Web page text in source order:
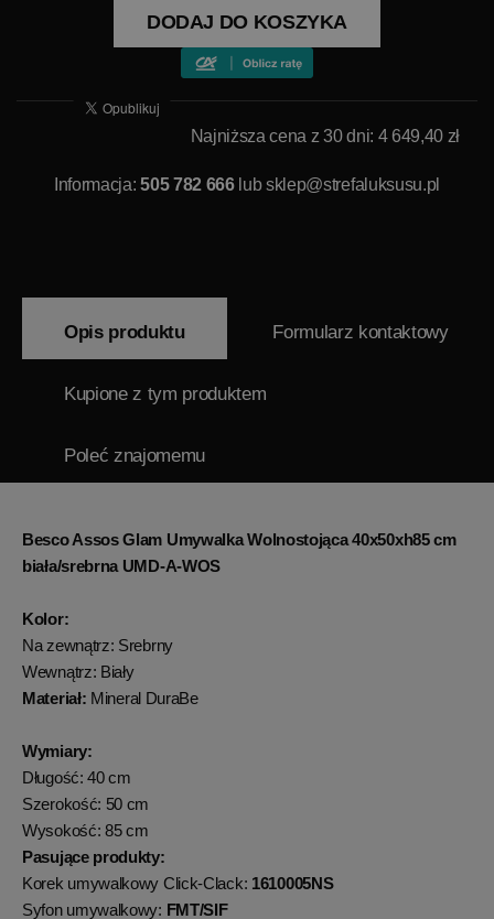
DODAJ DO KOSZYKA
Najniższa cena z 30 dni: 4 649,40 zł
Informacja:505 782 666lubsklep@strefaluksusu.pl
Opis produktu Formularz kontaktowy
Kupione z tym produktem
Poleć znajomemu
Besco Assos Glam Umywalka Wolnostojąca 40x50xh85 cm
biała/srebrna UMD-A-WOS
Kolor:
Na zewnątrz: Srebrny
Wewnątrz: Biały
Materiał: Mineral DuraBe
Wymiary:
Długość: 40 cm
Szerokość: 50 cm
Wysokość: 85 cm
Pasujące produkty:
Korek umywalkowy Click-Clack: 1610005NS
Syfon umywalkowy: FMT/SIF